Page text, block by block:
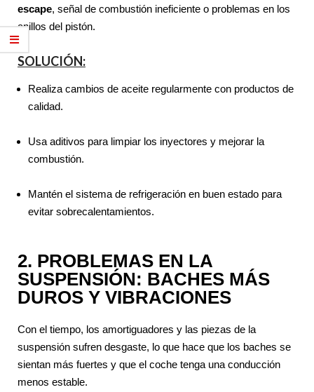
escape, señal de combustión ineficiente o problemas en los
anillos del pistón.
SOLUCIÓN:
Realiza cambios de aceite regularmente con productos de
calidad.
Usa aditivos para limpiar los inyectores y mejorar la
combustión.
Mantén el sistema de refrigeración en buen estado para
evitar sobrecalentamientos.
2. PROBLEMAS EN LA
SUSPENSIÓN: BACHES MÁS
DUROS Y VIBRACIONES
Con el tiempo, los amortiguadores y las piezas de la
suspensión sufren desgaste, lo que hace que los baches se
sientan más fuertes y que el coche tenga una conducción
menos estable.